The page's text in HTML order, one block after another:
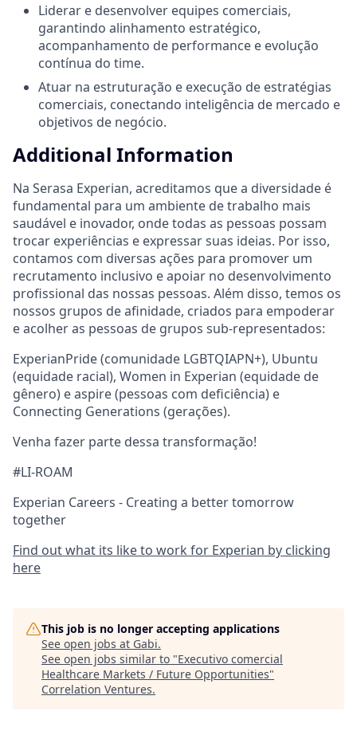
Liderar e desenvolver equipes comerciais,
garantindo alinhamento estratégico,
acompanhamento de performance e evolução
contínua do time.
Atuar na estruturação e execução de estratégias
comerciais, conectando inteligência de mercado e
objetivos de negócio.
Additional Information
Na Serasa Experian, acreditamos que a diversidade é
fundamental para um ambiente de trabalho mais
saudável e inovador, onde todas as pessoas possam
trocar experiências e expressar suas ideias. Por isso,
contamos com diversas ações para promover um
recrutamento inclusivo e apoiar no desenvolvimento
profissional das nossas pessoas. Além disso, temos os
nossos grupos de afinidade, criados para empoderar
e acolher as pessoas de grupos sub-representados:
ExperianPride (comunidade LGBTQIAPN+), Ubuntu
(equidade racial), Women in Experian (equidade de
gênero) e aspire (pessoas com deficiência) e
Connecting Generations (gerações).
Venha fazer parte dessa transformação!
#LI-ROAM
Experian Careers - Creating a better tomorrow
together
Find out what its like to work for Experian by clicking
here
This job is no longer accepting applications
See open jobs at Gabi.
See open jobs similar to "Executivo comercial
Healthcare Markets / Future Opportunities"
Correlation Ventures.